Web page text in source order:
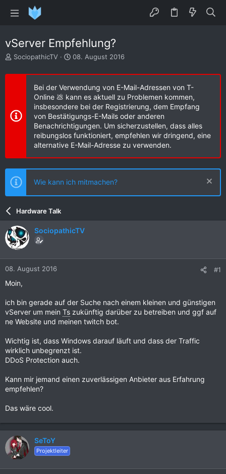
vServer Empfehlung?
E
s
l
e
SociopathicTV
E
s
e
l
l
t
a
m
08. August 2016
Bei der Verwendung von E-Mail-Adressen von T-
Online 💩 kann es aktuell zu Problemen kommen,
insbesondere bei der Registrierung, dem Empfang
von Bestätigungs-E-Mails oder anderen
Benachrichtigungen. Um sicherzustellen, dass alles
reibungslos funktioniert, empfehlen wir dringend, eine
alternative E-Mail-Adresse zu verwenden.
Wie kann ich mitmachen?
Hardware Talk
SociopathicTV
08. August 2016 #1
Moin,
ich bin gerade auf der Suche nach einem kleinen und günstigen
vServer um mein Ts zukünftig darüber zu betreiben und ggf auf
ne Website und meinen twitch bot.
Wichtig ist, dass Windows darauf läuft und dass der Traffic
wirklich unbegrenzt ist.
DDoS Protection auch.
Kann mir jemand einen zuverlässigen Anbieter aus Erfahrung
empfehlen?
Das wäre cool.
SeToY
Projektleiter